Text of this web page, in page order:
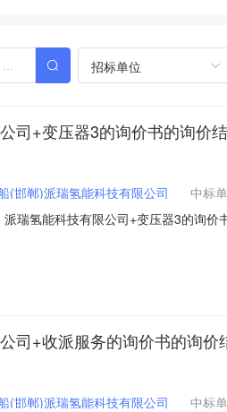
招标单位
司+变压器3的询价书的询价
(邯郸)派瑞氢能科技有限公司 中标
瑞氢能科技有限公司+变压器3的询
单价到货日期交货地点1江苏新特变
司+收派服务的询价书的询价
(邯郸)派瑞氢能科技有限公司 中标